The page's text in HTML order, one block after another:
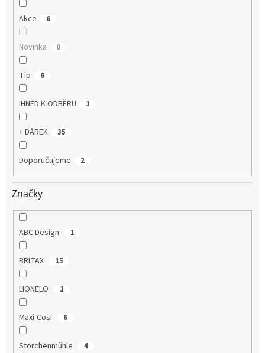
Akce 6
Novinka 0
Tip 6
IHNED K ODBĚRU 1
+ DÁREK 35
Doporučujeme 2
Značky
ABC Design 1
BRITAX 15
LIONELO 1
Maxi-Cosi 6
Storchenmühle 4